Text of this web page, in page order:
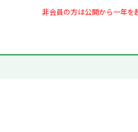
非会員の方は公開から一年を